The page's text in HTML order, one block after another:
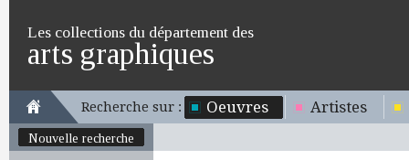
Les collections du département des
arts graphiques
Recherche sur : Oeuvres Artistes
Nouvelle recherche